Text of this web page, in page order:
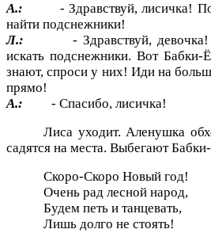
А.:
- Здравствуй, лисичка!
найти подснежники!
Л.: - Здравствуй, девочка! Я
искать подснежники. Вот
знают, спроси у них! Иди на
прямо!
А.: - Спасибо, лисичка!
Лиса уходит. Аленушка
садятся на места. Выбегают
Скоро-Скоро Новый год!
Очень рад лесной народ,
Будем петь и танцевать,
Лишь долго не стоять!